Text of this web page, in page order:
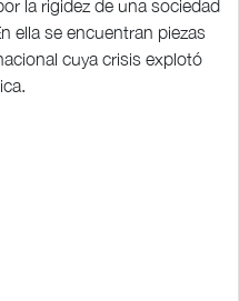
la rigidez de una sociedad
ella se encuentran piezas
cuya crisis explotó